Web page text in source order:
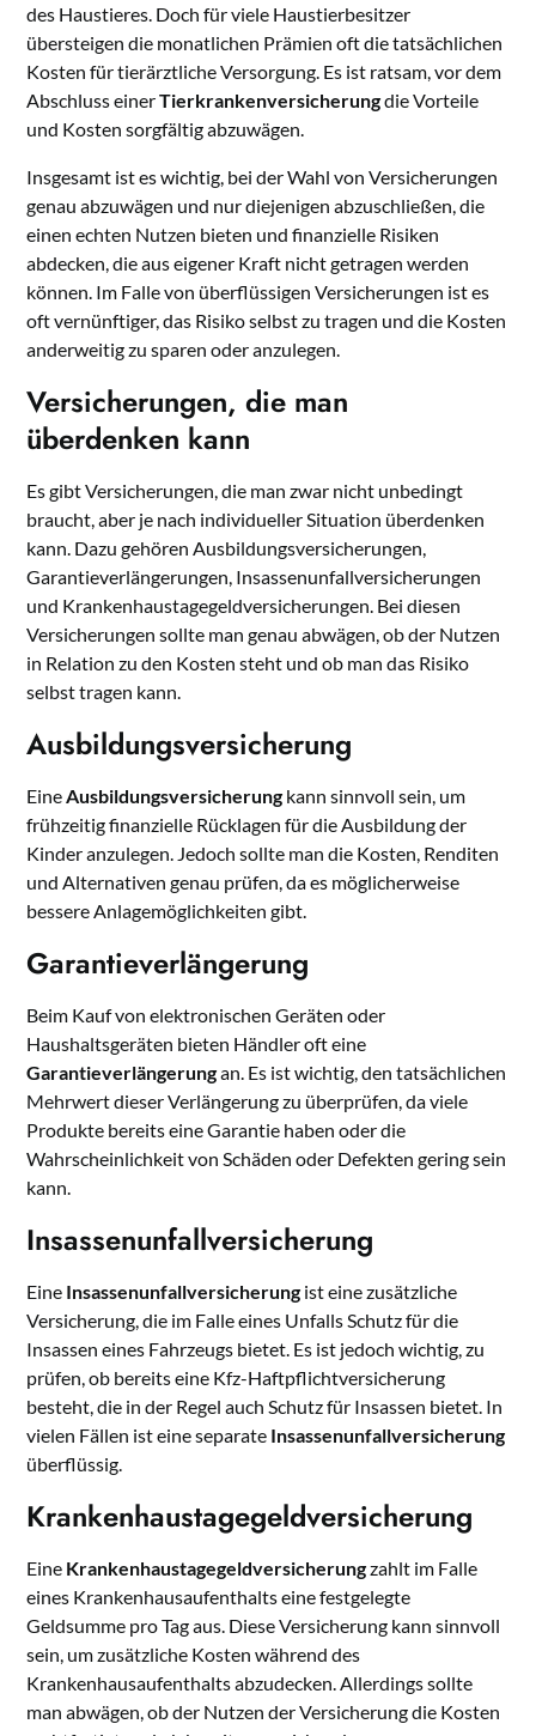
des Haustieres. Doch für viele Haustierbesitzer
übersteigen die monatlichen Prämien oft die tatsächlichen
Kosten für tierärztliche Versorgung. Es ist ratsam, vor dem
Abschluss einerTierkrankenversicherungdie Vorteile
und Kosten sorgfältig abzuwägen.
Insgesamt ist es wichtig, bei der Wahl von Versicherungen
genau abzuwägen und nur diejenigen abzuschließen, die
einen echten Nutzen bieten und finanzielle Risiken
abdecken, die aus eigener Kraft nicht getragen werden
können. Im Falle von überflüssigen Versicherungen ist es
oft vernünftiger, das Risiko selbst zu tragen und die Kosten
anderweitig zu sparen oder anzulegen.
Versicherungen, die man
überdenken kann
Es gibt Versicherungen, die man zwar nicht unbedingt
braucht, aber je nach individueller Situation überdenken
kann. Dazu gehören Ausbildungsversicherungen,
Garantieverlängerungen, Insassenunfallversicherungen
und Krankenhaustagegeldversicherungen. Bei diesen
Versicherungen sollte man genau abwägen, ob der Nutzen
in Relation zu den Kosten steht und ob man das Risiko
selbst tragen kann.
Ausbildungsversicherung
EineAusbildungsversicherung kann sinnvoll sein, um
frühzeitig finanzielle Rücklagen für die Ausbildung der
Kinder anzulegen. Jedoch sollte man die Kosten, Renditen
und Alternativen genau prüfen, da es möglicherweise
bessere Anlagemöglichkeiten gibt.
Garantieverlängerung
Beim Kauf von elektronischen Geräten oder
Haushaltsgeräten bieten Händler oft eine
Garantieverlängerungan. Es ist wichtig, den tatsächlichen
Mehrwert dieser Verlängerung zu überprüfen, da viele
Produkte bereits eine Garantie haben oder die
Wahrscheinlichkeit von Schäden oder Defekten gering sein
kann.
Insassenunfallversicherung
Eine Insassenunfallversicherung ist eine zusätzliche
Versicherung, die im Falle eines Unfalls Schutz für die
Insassen eines Fahrzeugs bietet. Es ist jedoch wichtig, zu
prüfen, ob bereits eine Kfz-Haftpflichtversicherung
besteht, die in der Regel auch Schutz für Insassen bietet. In
vielen Fällen ist eine separate Insassenunfallversicherung
überflüssig.
Krankenhaustagegeldversicherung
Eine Krankenhaustagegeldversicherungzahlt im Falle
eines Krankenhausaufenthalts eine festgelegte
Geldsumme pro Tag aus. Diese Versicherung kann sinnvoll
sein, um zusätzliche Kosten während des
Krankenhausaufenthalts abzudecken. Allerdings sollte
man abwägen, ob der Nutzen der Versicherung die Kosten